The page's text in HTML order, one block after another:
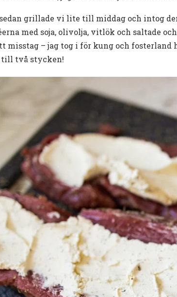
grillade vi lite till middag och intog
med soja, olivolja, vitlök och saltade
misstag – jag tog i för kung och
till två stycken!